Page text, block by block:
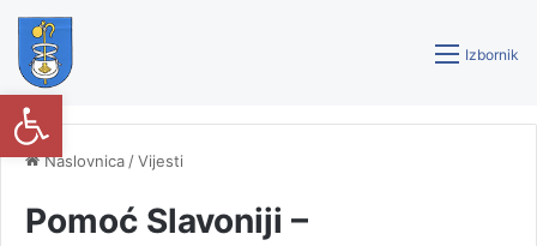
Izbornik
Naslovnica /Vijesti
Pomoć Slavoniji –
Open toolbar